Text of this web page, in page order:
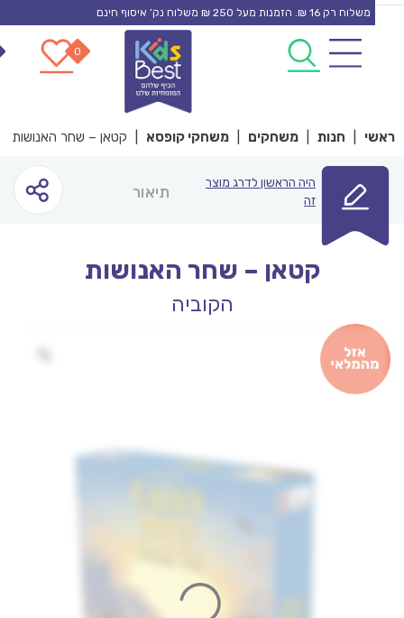
משלוח רק 16 ₪. הזמנות מעל 250 ₪ משלוח נק’ איסוף חינם
| חנות | משחקים | משחקי קופסא | קטאן – שחר האנושות
היה הראשון לדרג מוצר
זה
תיאור
קטאן – שחר האנושות
הקוביה